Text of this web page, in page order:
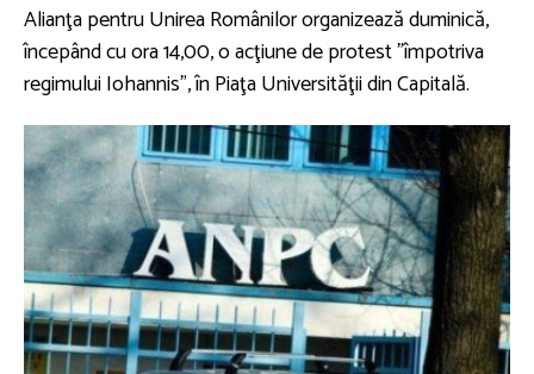
Alianţa pentru Unirea Românilor organizează duminică,
începând cu ora 14,00, o acţiune de protest "împotriva
regimului Iohannis", în Piaţa Universităţii din Capitală.